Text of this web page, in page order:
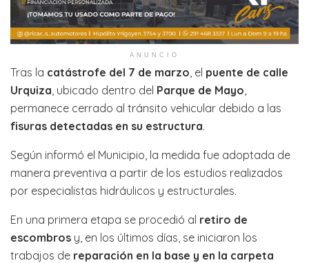
ANUNCIO
Tras la catástrofe del 7 de marzo , el puente de calle
Urquiza , ubicado dentro del Parque de Mayo
permanece cerrado al tránsito vehicular debido a las
fisuras detectadas en su estructura.
Según informó el Municipio, la medida fue adoptada de
manera preventiva a partir de los estudios realizados
por especialistas hidráulicos y estructurales.
En una primera etapa se procedió al retiro de
escombros y, en los últimos días, se iniciaron los
trabajos de reparación en la base y en la carpeta